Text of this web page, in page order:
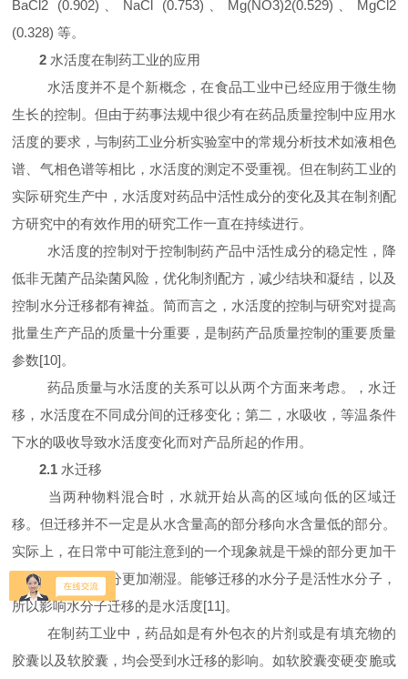
BaCl2 (0.902) NaCl (0.753) Mg(NO3)2(0.529)
MgCl2
(0.328)等。
2 水活度在制药工业的应用
水活度并不是个新概念，在食品工业中已经应用于微生物
生长的控制。但由于药事法规中很少有在药品质量控制中应用水
活度的要求，与制药工业分析实验室中的常规分析技术如液相色
谱、气相色谱等相比，水活度的测定不受重视。但在制药工业的
实际研究生产中，水活度对药品中活性成分的变化及其在制剂配
方研究中的有效作用的研究工作一直在持续进行。
水活度的控制对于控制制药产品中活性成分的稳定性，降
低非无菌产品染菌风险，优化制剂配方，减少结块和凝结，以及
控制水分迁移都有裨益。简而言之，水活度的控制与研究对提高
批量生产产品的质量十分重要，是制药产品质量控制的重要质量
参数[10]。
药品质量与水活度的关系可以从两个方面来考虑。，水迁
移，水活度在不同成分间的迁移变化；第二，水吸收，等温条件
下水的吸收导致水活度变化而对产品所起的作用。
2.1 水迁移
当两种物料混合时，水就开始从高的区域向低的区域迁
移。但迁移并不一定是从水含量高的部分移向水含量低的部分。
实际上，在日常中可能注意到的一个现象就是干燥的部分更加干
燥，而潮湿的部分更加潮湿。能够迁移的水分子是活性水分子，
所以影响水分子迁移的是水活度[11]。
在制药工业中，药品如是有外包衣的片剂或是有填充物的
胶囊以及软胶囊，均会受到水迁移的影响。如软胶囊变硬变脆或